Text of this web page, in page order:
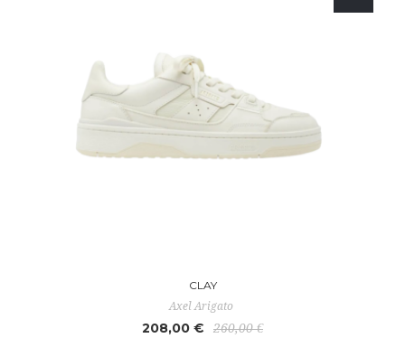
CLAY
Axel Arigato
208,00 € 260,00 €